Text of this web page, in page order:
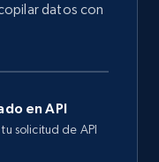
datos con
en API
solicitud de API